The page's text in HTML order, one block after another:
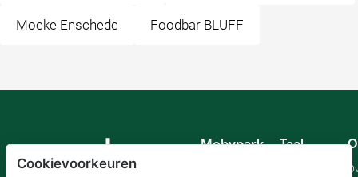
Moeke Enschede Foodbar BLUFF
Mobypark
Taal
Cookievoorkeuren